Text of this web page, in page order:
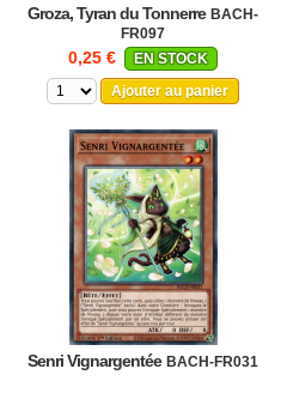
Groza, Tyran du Tonnerre BACH-
FR097
0,25 €
EN STOCK
Ajouter au panier
Senri Vignargentée BACH-FR031